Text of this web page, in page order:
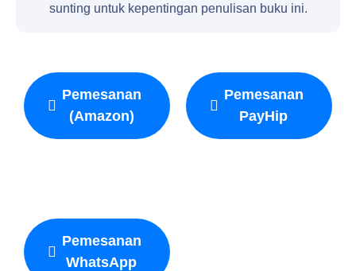
sunting untuk kepentingan penulisan buku ini.
Pemesanan
(Amazon)
Pemesanan
PayHip
Pemesanan
WhatsApp